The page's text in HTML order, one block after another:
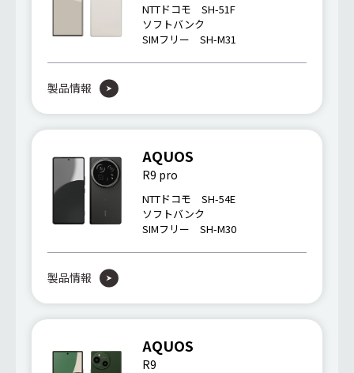
NTTドコモ SH-51F
ソフトバンク
SIMフリー SH-M31
製品情報
AQUOS
R9 pro
NTTドコモ SH-54E
ソフトバンク
SIMフリー SH-M30
製品情報
AQUOS
R9